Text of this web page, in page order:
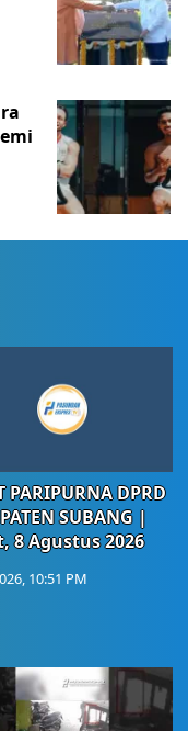
PARIPURNA DPRD
SUBANG |
8 Agustus 2026
10:51 PM